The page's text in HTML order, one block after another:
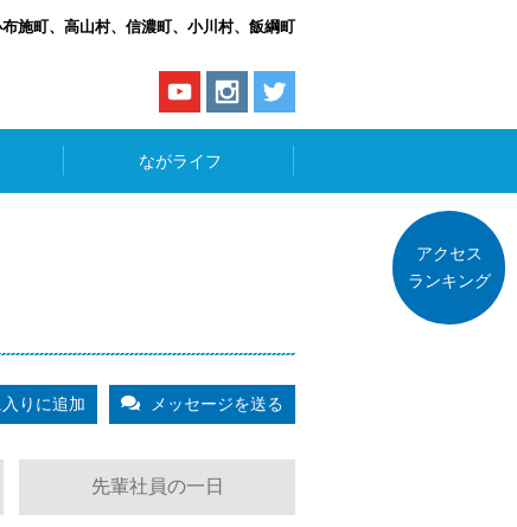
施町、高山村、信濃町、小川村、飯綱町
ながライフ
りに追加 メッセージを送る
先輩社員の一日
アクセス
ランキング